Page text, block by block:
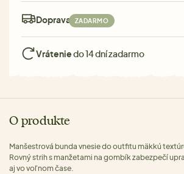
Doprava: ZADARMO
Vráteniedo 14 dní zadarmo
O produkte
Manšestrová bunda vnesie do outfitu mäkkú
Rovný strih s manžetami na gombík zabezpečí
aj vo voľnom čase.